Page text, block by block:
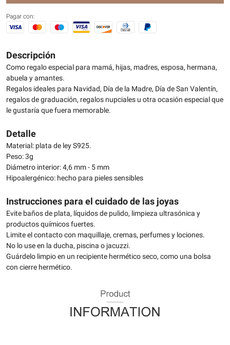
Pagar con:
Descripción
Como regalo especial para mamá, hijas, madres, esposa, hermana,
abuela y amantes.
Regalos ideales para Navidad, Día de la Madre, Día de San Valentín,
regalos de graduación, regalos nupciales u otra ocasión especial que
le gustaría que fuera memorable.
Detalle
Material: plata de ley S925.
Peso: 3g
Diámetro interior: 4,6 mm - 5 mm
Hipoalergénico: hecho para pieles sensibles
Instrucciones para el cuidado de las joyas
Evite baños de plata, líquidos de pulido, limpieza ultrasónica y
productos químicos fuertes.
Limite el contacto con maquillaje, cremas, perfumes y lociones.
No lo use en la ducha, piscina o jacuzzi.
Guárdelo limpio en un recipiente hermético seco, como una bolsa
con cierre hermético.